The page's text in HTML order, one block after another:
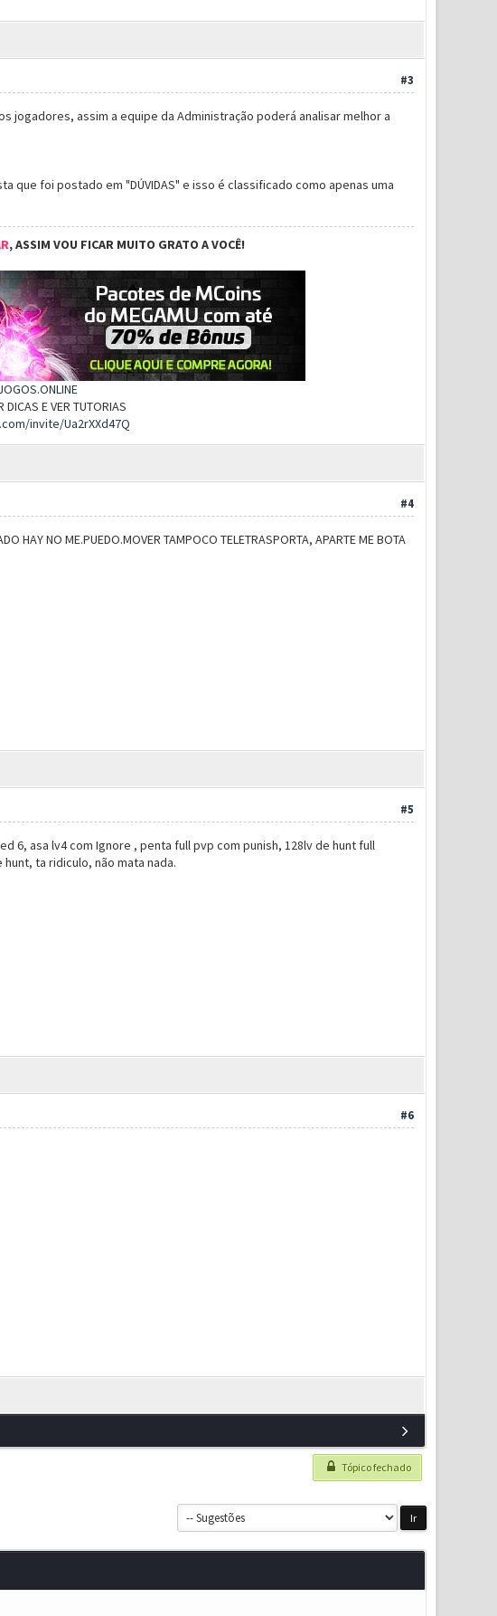
#3
jogadores, assim a equipe da Administração poderá analisar melhor a
foi postado em "DÚVIDAS" e isso é classificado como apenas uma
, ASSIM VOU FICAR MUITO GRATO A VOCÊ!
DICAS E VER TUTORIAS
invite/Ua2rXXd47Q
#4
HAY NO ME.PUEDO.MOVER TAMPOCO TELETRASPORTA, APARTE ME BOTA
#5
6, asa lv4 com Ignore , penta full pvp com punish, 128lv de hunt full
ta ridiculo, não mata nada.
#6
Tópico fechado